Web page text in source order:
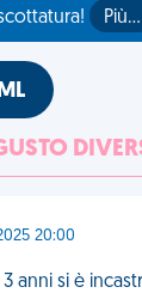
Più…
20:00
anni si è